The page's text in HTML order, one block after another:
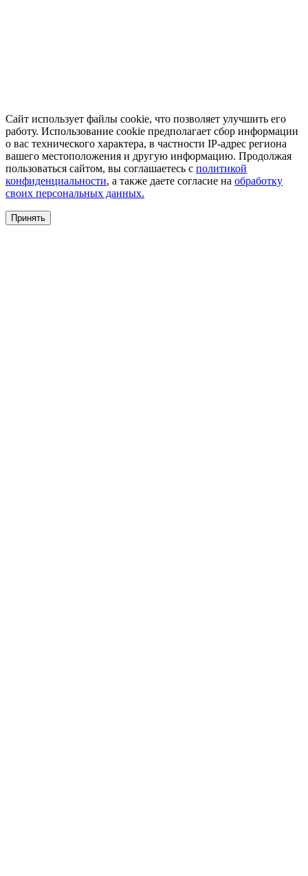
Сайт использует файлы cookie, что позволяет улучшить его
работу. Использование cookie предполагает сбор информации
о вас технического характера, в частности IP-адрес региона
вашего местоположения и другую информацию. Продолжая
пользоваться сайтом, вы соглашаетесь с политикой
конфиденциальности, а также даете согласие на обработку
своих персональных данных.
Принять